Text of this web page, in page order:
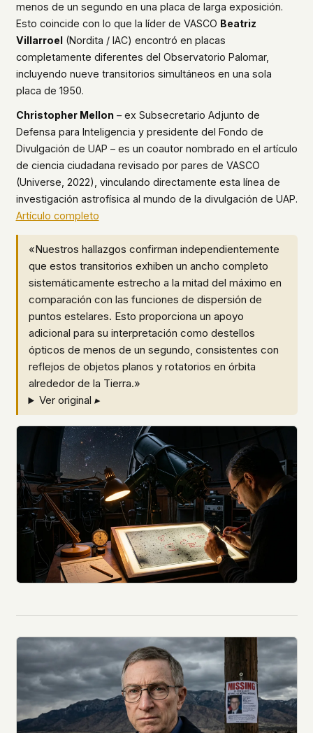
menos de un segundo en una placa de larga exposición.
Esto coincide con lo que la líder de VASCO Beatriz
Villarroel(Nordita / IAC) encontró en placas
completamente diferentes del Observatorio Palomar,
incluyendo nueve transitorios simultáneos en una sola
placa de 1950.
Christopher Mellon– ex Subsecretario Adjunto de
Defensa para Inteligencia y presidente del Fondo de
Divulgación de UAP – es un coautor nombrado en el artículo
de ciencia ciudadana revisado por pares de VASCO
(Universe, 2022), vinculando directamente esta línea de
investigación astrofísica al mundo de la divulgación de UAP.
Artículo completo
«Nuestros hallazgos confirman independientemente
que estos transitorios exhiben un ancho completo
sistemáticamente estrecho a la mitad del máximo en
comparación con las funciones de dispersión de
puntos estelares. Esto proporciona un apoyo
adicional para su interpretación como destellos
ópticos de menos de un segundo, consistentes con
reflejos de objetos planos y rotatorios en órbita
alrededor de la Tierra.»
Ver original ▸